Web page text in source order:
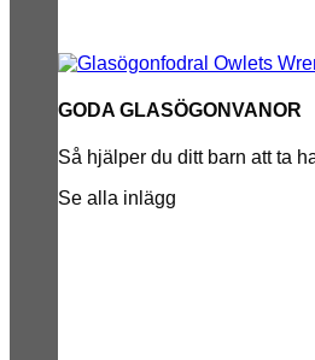
GODA GLASÖGONVANOR
Så hjälper du ditt barn att ta
Se alla inlägg